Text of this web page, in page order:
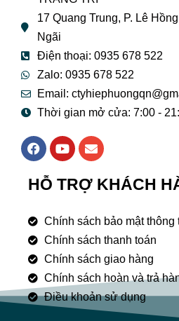
17 Quang Trung, P. Lê
Ngãi
Điện thoại: 0935 678 522
Zalo: 0935 678 522
Email:
Thời gian mở cửa: 7:00 -
F
a
e
b
o
k
Y
o
t
u
e
E
n
e
p
HỖ TRỢ KHÁCH
Chính sách bảo mật thông
Chính sách thanh toán
Chính sách giao hàng
Chính sách hoàn và trả
Điều khoản sử dụng